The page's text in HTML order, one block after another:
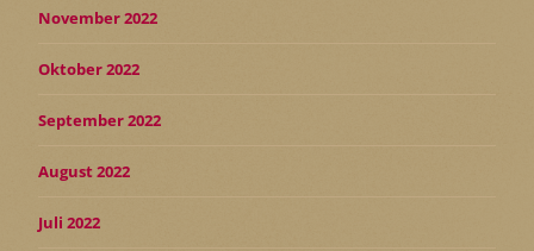
November 2022
Oktober 2022
September 2022
August 2022
Juli 2022